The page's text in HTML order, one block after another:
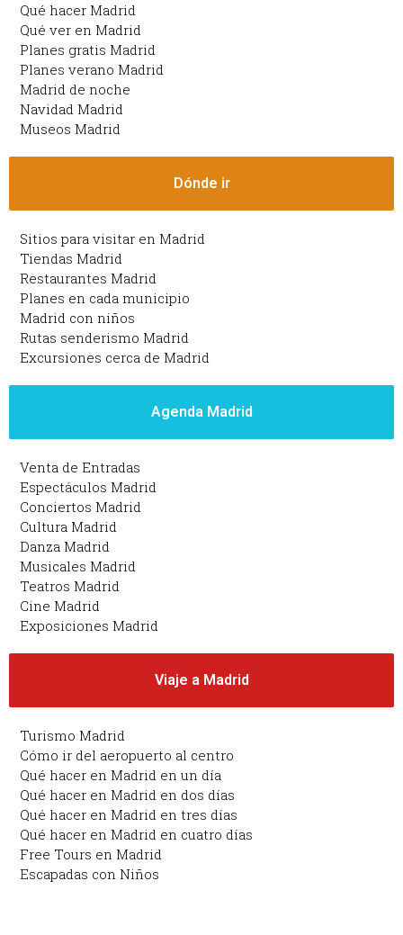
Qué hacer Madrid
Qué ver en Madrid
Planes gratis Madrid
Planes verano Madrid
Madrid de noche
Navidad Madrid
Museos Madrid
Dónde ir
Sitios para visitar en Madrid
Tiendas Madrid
Restaurantes Madrid
Planes en cada municipio
Madrid con niños
Rutas senderismo Madrid
Excursiones cerca de Madrid
Agenda Madrid
Venta de Entradas
Espectáculos Madrid
Conciertos Madrid
Cultura Madrid
Danza Madrid
Musicales Madrid
Teatros Madrid
Cine Madrid
Exposiciones Madrid
Viaje a Madrid
Turismo Madrid
Cómo ir del aeropuerto al centro
Qué hacer en Madrid en un día
Qué hacer en Madrid en dos días
Qué hacer en Madrid en tres días
Qué hacer en Madrid en cuatro días
Free Tours en Madrid
Escapadas con Niños